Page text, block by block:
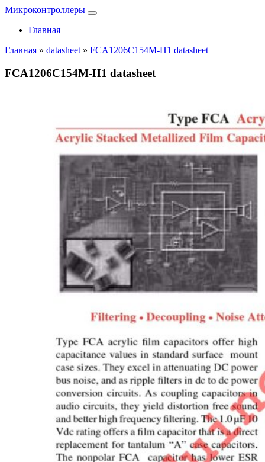
Микроконтроллеры
Главная
Главная » datasheet » FCA1206C154M-H1 datasheet
FCA1206C154M-H1 datasheet